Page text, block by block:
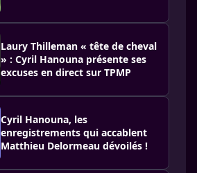
Laury Thilleman « tête de cheval
» : Cyril Hanouna présente ses
excuses en direct sur TPMP
Cyril Hanouna, les
enregistrements qui accablent
Matthieu Delormeau dévoilés !